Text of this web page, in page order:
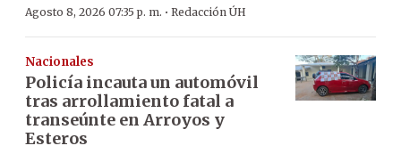
Agosto 8, 2026 07:35 p. m. · Redacción ÚH
Nacionales
Policía incauta un automóvil
tras arrollamiento fatal a
transeúnte en Arroyos y
Esteros